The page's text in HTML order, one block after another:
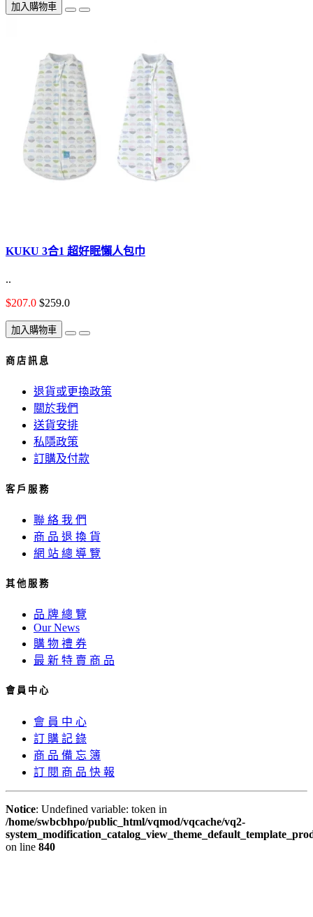
加入購物車
KUKU 3合1 超好眠懶人包巾
..
$207.0 $259.0
加入購物車
商 店 訊 息
退貨或更換政策
關於我們
送貨安排
私隱政策
訂購及付款
客 戶 服 務
聯 絡 我 們
商 品 退 換 貨
網 站 總 導 覽
其 他 服 務
品 牌 總 覽
Our News
購 物 禮 券
最 新 特 賣 商 品
會 員 中 心
會 員 中 心
訂 購 記 錄
商 品 備 忘 簿
訂 閱 商 品 快 報
Notice: Undefined variable: token in
/home/swbcbhpo/public_html/vqmod/vqcache/vq2-
on line 840